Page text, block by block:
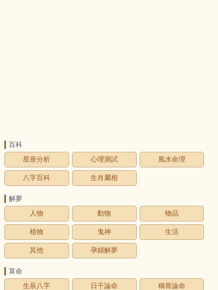
百科
星座分析
心理測試 風水命理
八字百科 生肖屬相
解夢
人物
動物 物品
植物 鬼神 生活
其他 孕婦解夢
算命
生辰八字
日干論命 稱骨論命